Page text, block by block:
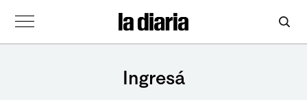
Ingresá